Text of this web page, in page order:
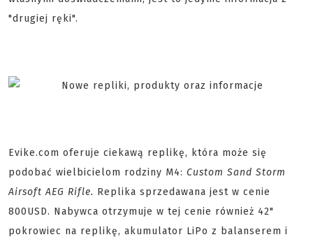
"drugiej ręki".
Evike.com oferuje ciekawą replikę, która może się
podobać wielbicielom rodziny M4: Custom Sand Storm
Airsoft AEG Rifle. Replika sprzedawana jest w cenie
800USD. Nabywca otrzymuje w tej cenie również 42"
pokrowiec na replikę, akumulator LiPo z balanserem i